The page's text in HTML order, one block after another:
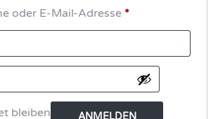
oder E-Mail-Adresse *
bleiben ANMELDEN